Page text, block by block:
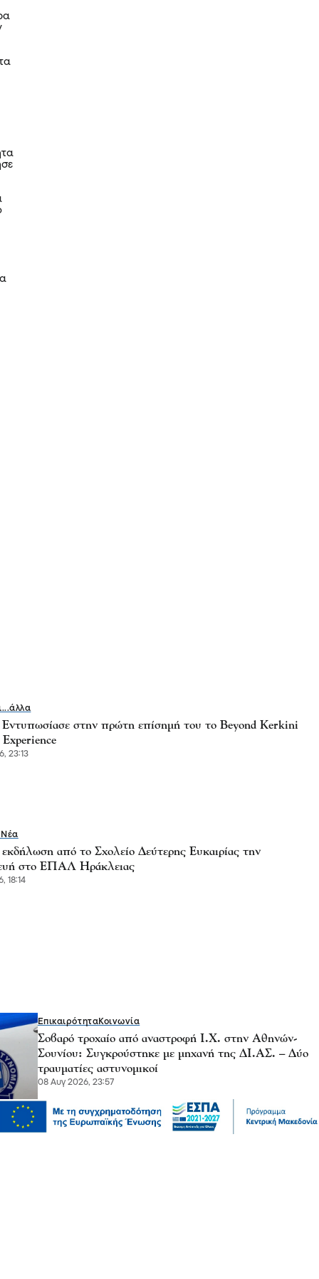
Εντυπωσίασε στην πρώτη επίσημή του το Beyond Kerkini
23:13
Νέα
από το Σχολείο Δεύτερης Ευκαιρίας την
στο ΕΠΑΛ Ηράκλειας
18:14
ΕπικαιρότηταΚοινωνία
Σοβαρό τροχαίο από αναστροφή Ι.Χ. στην Αθηνών-
Σουνίου: Συγκρούστηκε με μηχανή της ΔΙ.ΑΣ. – Δύο
τραυματίες αστυνομικοί
08 Αυγ 2026, 23:57
ΨυχαγωγίαΖώα